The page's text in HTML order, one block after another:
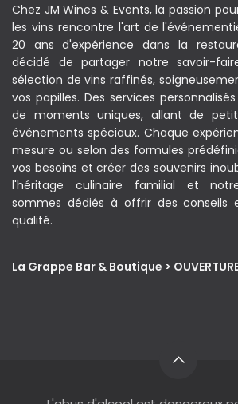
Chez JM Wines & Events, la passion
les vins rencontre l'art de
20 ans d'expérience dans la
décidé de partager notre savoir-
sélection de vins raffinés,
vos papilles. Des services
de moments uniques, allant de
événements spéciaux. Chaque
mesure ou selon des formules
vos besoins et créer des souvenirs
l'héritage culinaire familial et
sommes dédiés à offrir des conseils
qualité.
La Grappe Bar & Boutique >